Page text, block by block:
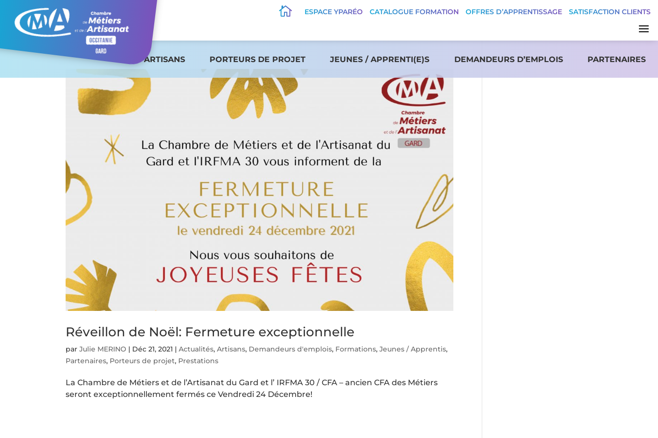
 ESPACE YPARÉO CATALOGUE FORMATION OFFRES D’APPRENTISSAGE SATISFACTION CLIENTS
ARTISANS PORTEURS DE PROJET JEUNES / APPRENTI(E)S DEMANDEURS D’EMPLOIS PARTENAIRES
Réveillon de Noël: Fermeture exceptionnelle
parJulie MERINO | Déc 21, 2021 |Actualités,Artisans, Demandeurs d'emplois, Formations,Jeunes / Apprentis,
Partenaires, Porteurs de projet, Prestations
La Chambre de Métiers et de l’Artisanat du Gard et l’ IRFMA 30 / CFA – ancien CFA des Métiers
seront exceptionnellement fermés ce Vendredi 24 Décembre!